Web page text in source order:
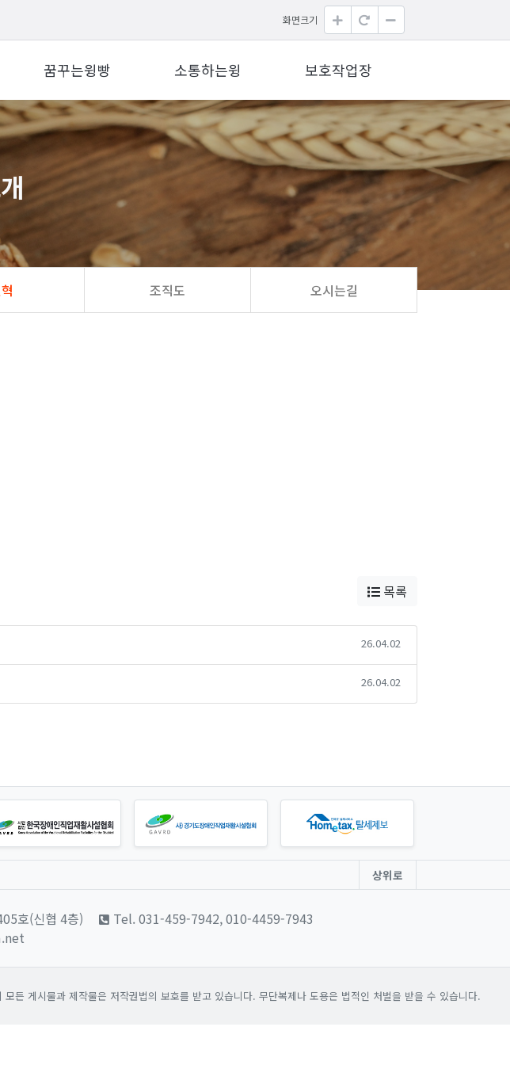
화면크기
꿈꾸는윙빵 소통하는윙 보호작업장
조직도 오시는길
목록
26.04.02
26.04.02
상위로
호(신협 4층)
Tel. 031-459-7942, 010-4459-7943
모든 게시물과 제작물은 저작권법의 보호를 받고 있습니다. 무단복제나 도용은 법적인 처벌을 받을 수 있습니다.